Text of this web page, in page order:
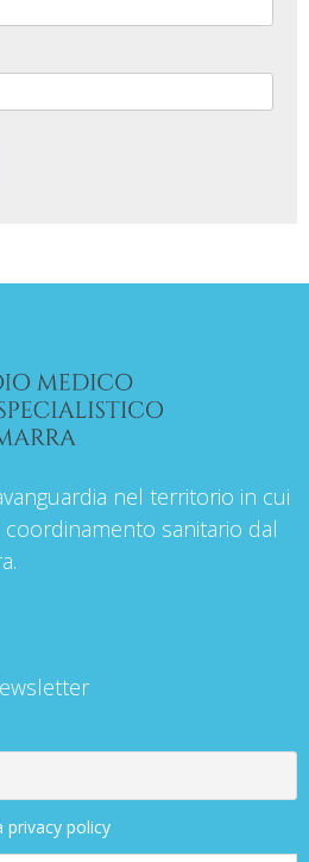
nel territorio in cui
sanitario dal
privacy policy